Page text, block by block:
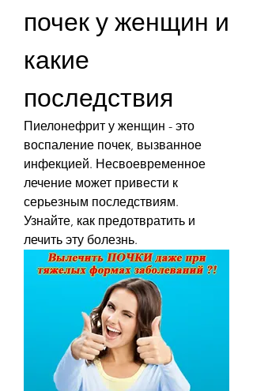
почек у женщин и
какие
последствия
Пиелонефрит у женщин - это
воспаление почек, вызванное
инфекцией. Несвоевременное
лечение может привести к
серьезным последствиям.
Узнайте, как предотвратить и
лечить эту болезнь.